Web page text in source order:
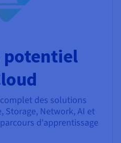
potentiel
des solutions
Storage, Network, AI et
d'apprentissage